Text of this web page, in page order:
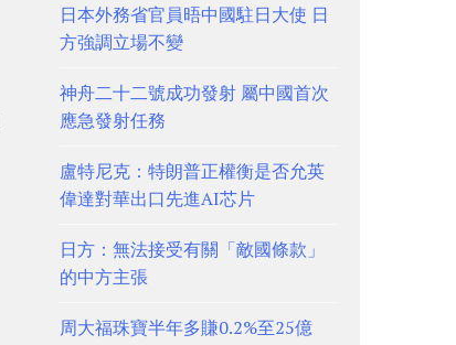
日本外務省官員晤中國駐日大使 日
方強調立場不變
神舟二十二號成功發射 屬中國首次
應急發射任務
盧特尼克：特朗普正權衡是否允英
偉達對華出口先進AI芯片
日方：無法接受有關「敵國條款」
的中方主張
周大福珠寶半年多賺0.2%至25億